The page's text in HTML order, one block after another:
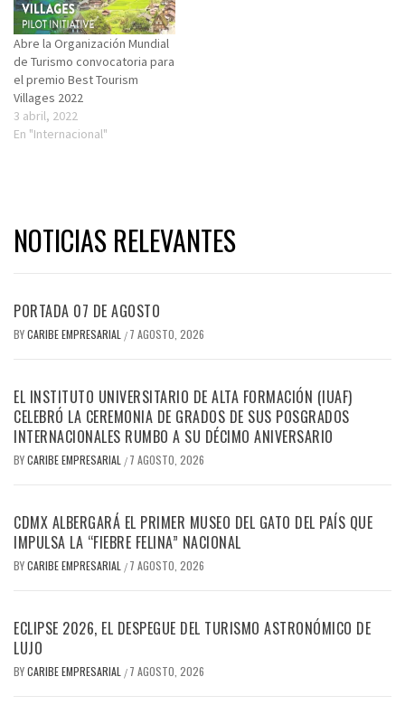
Abre la Organización Mundial
de Turismo convocatoria para
el premio Best Tourism
Villages 2022
3 abril, 2022
En "Internacional"
NOTICIAS RELEVANTES
PORTADA 07 DE AGOSTO
BYCARIBE EMPRESARIAL / 7 AGOSTO, 2026
EL INSTITUTO UNIVERSITARIO DE ALTA FORMACIÓN (IUAF)
CELEBRÓ LA CEREMONIA DE GRADOS DE SUS POSGRADOS
INTERNACIONALES RUMBO A SU DÉCIMO ANIVERSARIO
BYCARIBE EMPRESARIAL / 7 AGOSTO, 2026
CDMX ALBERGARÁ EL PRIMER MUSEO DEL GATO DEL PAÍS QUE
IMPULSA LA “FIEBRE FELINA” NACIONAL
BYCARIBE EMPRESARIAL / 7 AGOSTO, 2026
ECLIPSE 2026, EL DESPEGUE DEL TURISMO ASTRONÓMICO DE
LUJO
BYCARIBE EMPRESARIAL / 7 AGOSTO, 2026